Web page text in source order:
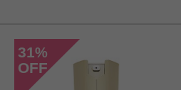
31%
OFF